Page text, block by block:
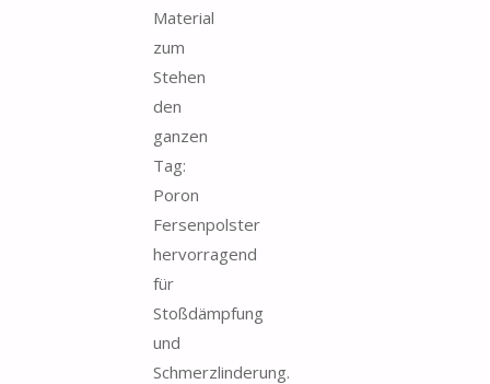
Material
zum
Stehen
den
ganzen
Tag:
Poron
Fersenpolster
hervorragend
für
Stoßdämpfung
und
Schmerzlinderung.